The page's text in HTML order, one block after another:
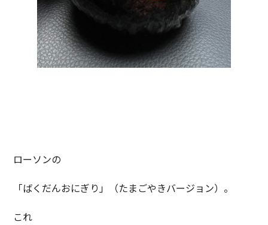
ローソンの
「ばくだんおにぎり」（たまごやきバージョン）。
これ